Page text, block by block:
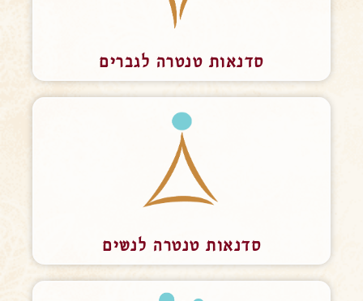
סדנאות טנטרה לגברים
סדנאות טנטרה לנשים